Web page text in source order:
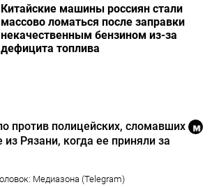
Китайские машины россиян стали
массово ломаться после заправки
некачественным бензином из-за
дефицита топлива